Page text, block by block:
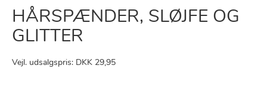
HÅRSPÆNDER, SLØJFE OG
GLITTER
Vejl. udsalgspris: DKK 29,95